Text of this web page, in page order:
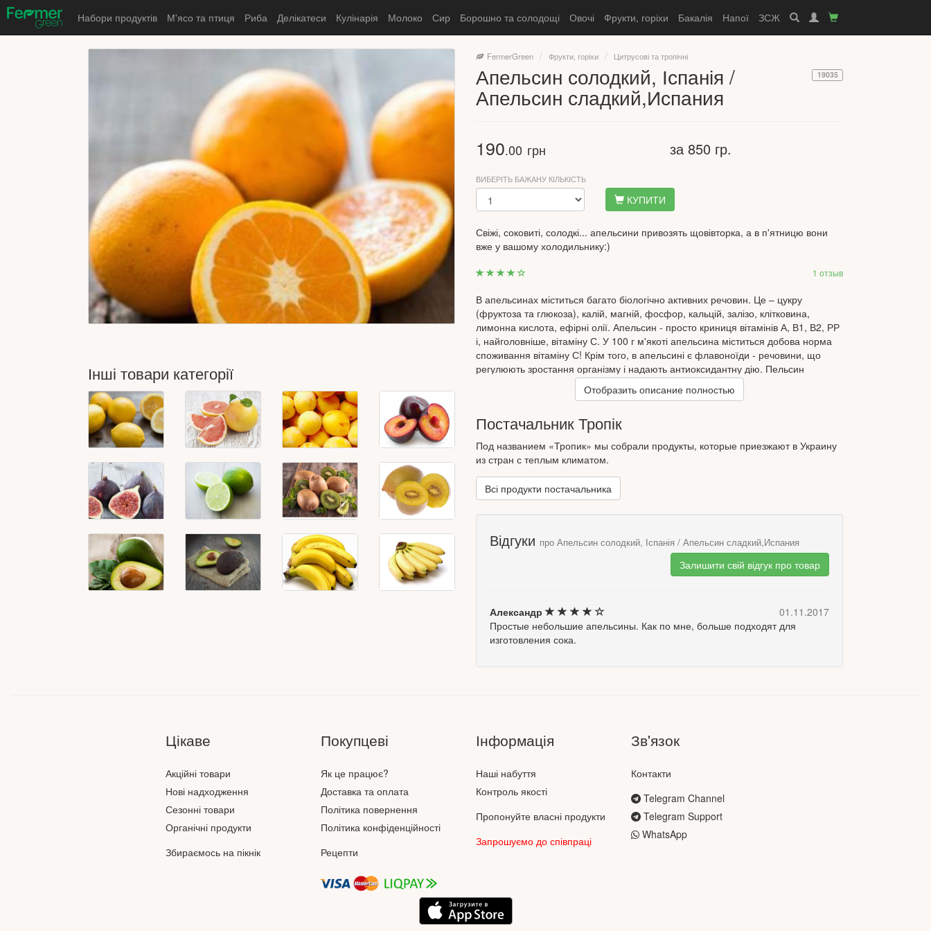
Набори продуктів М'ясо та птиця Риба Делікатеси Кулінарія Молоко Сир Борошно та солодощі Овочі Фрукти, горіхи Бакалія Напої ЗСЖ
Інші товари категорії
FermerGreen Фрукти, горіхи Цитрусові та тропічні
19035
Апельсин солодкий, Іспанія /
Апельсин сладкий,Испания
190.00 грн за 850 гр.
ВИБЕРІТЬ БАЖАНУ КІЛЬКІСТЬ
КУПИТИ
Свіжі, соковиті, солодкі... апельсини привозять щовівторка, а в п'ятницю вони
вже у вашому холодильнику:)
1 отзыв
В апельсинах міститься багато біологічно активних речовин. Це – цукру
(фруктоза та глюкоза), калій, магній, фосфор, кальцій, залізо, клітковина,
лимонна кислота, ефірні олії. Апельсин - просто криниця вітамінів А, В1, В2, РР
і, найголовніше, вітаміну С. У 100 г м'якоті апельсина міститься добова норма
споживання вітаміну С! Крім того, в апельсині є флавоноїди - речовини, що
регулюють зростання організму і надають антиоксидантну дію. Пельсин
покращує апетит, зміцнює імунітет, сприяє процесу травлення. Цей цитрусовий
рекомендується для профілактики та лікування авітамінозів, показаний при
діабет.
тих, хто п'є молоко.
Отобразить описание полностью
Постачальник Тропік
Под названием «Тропик» мы собрали продукты, которые приезжают в Украину
из стран с теплым климатом.
Всі продукти постачальника
Відгуки про Апельсин солодкий, Іспанія / Апельсин сладкий,Испания
Залишити свій відгук про товар
Александр
01.11.2017
Простые небольшие апельсины. Как по мне, больше подходят для
изготовления сока.
Цікаве
Акційні товари
Нові надходження
Сезонні товари
Органічні продукти
Збираємось на пікнік
Покупцеві
Як це працює?
Доставка та оплата
Політика повернення
Політика конфіденційності
Рецепти
Інформація
Наші набуття
Контроль якості
Пропонуйте власні продукти
Запрошуємо до співпраці
Зв'язок
Контакти
Telegram Channel
Telegram Support
WhatsApp